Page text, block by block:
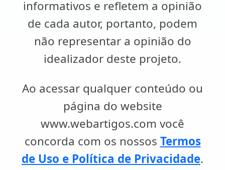
informativos e refletem a opinião
de cada autor, portanto, podem
não representar a opinião do
idealizador deste projeto.
Ao acessar qualquer conteúdo ou
página do website
www.webartigos.com você
concorda com os nossos Termos
de Uso e Política de Privacidade.